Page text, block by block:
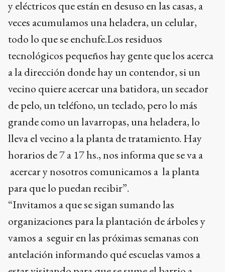
y eléctricos que están en desuso en las casas, a
veces acumulamos una heladera, un celular,
todo lo que se enchufe.Los residuos
tecnológicos pequeños hay gente que los acerca
a la dirección donde hay un contendor, si un
vecino quiere acercar una batidora, un secador
de pelo, un teléfono, un teclado, pero lo más
grande como un lavarropas, una heladera, lo
lleva el vecino a la planta de tratamiento. Hay
horarios de 7 a 17 hs., nos informa que se va a
acercar y nosotros comunicamos a la planta
para que lo puedan recibir”.
“Invitamos a que se sigan sumando las
organizaciones para la plantación de árboles y
vamos a seguir en las próximas semanas con
antelación informando qué escuelas vamos a